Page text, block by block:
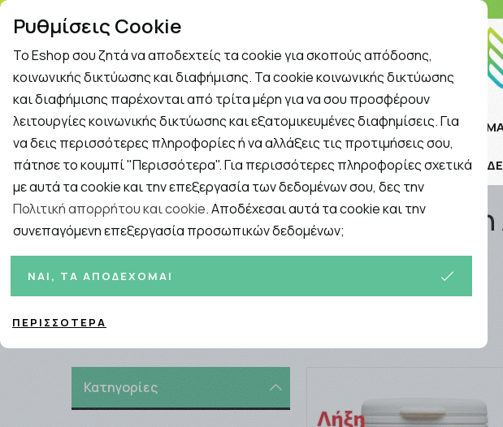
Rapid Test Γρίπη - Κρυολόγημα
Εταιρείες ΓΥΝΑΙΚΑ ΑΝΔΡΑΣ ΜΗΤΕΡΑ ΚΑΙ ΠΑΙΔΙ
Αρχική / ΕΠΟΧΙΑΚΑ / Φθινόπωρο - Χειμώνας - Άνοιξη / Ενίσχυση Ανοσοποιητικού
Ταξινόμηση Προβολή Σελίδες:
Κατηγορίες
Ρυθμίσεις Cookie
Το Eshop σου ζητά να αποδεχτείς τα cookie για σκοπούς απόδοσης,
κοινωνικής δικτύωσης και διαφήμισης. Τα cookie κοινωνικής δικτύωσης
και διαφήμισης παρέχονται από τρίτα μέρη για να σου προσφέρουν
λειτουργίες κοινωνικής δικτύωσης και εξατομικευμένες διαφημίσεις. Για
να δεις περισσότερες πληροφορίες ή να αλλάξεις τις προτιμήσεις σου,
πάτησε το κουμπί "Περισσότερα". Για περισσότερες πληροφορίες σχετικά
με αυτά τα cookie και την επεξεργασία των δεδομένων σου, δες την
Πολιτική απορρήτου και cookie. Αποδέχεσαι αυτά τα cookie και την
συνεπαγόμενη επεξεργασία προσωπικών δεδομένων;
ΝΑΙ, ΤΑ ΑΠΟΔΈΧΟΜΑΙ
ΠΕΡΙΣΣΌΤΕΡΑ